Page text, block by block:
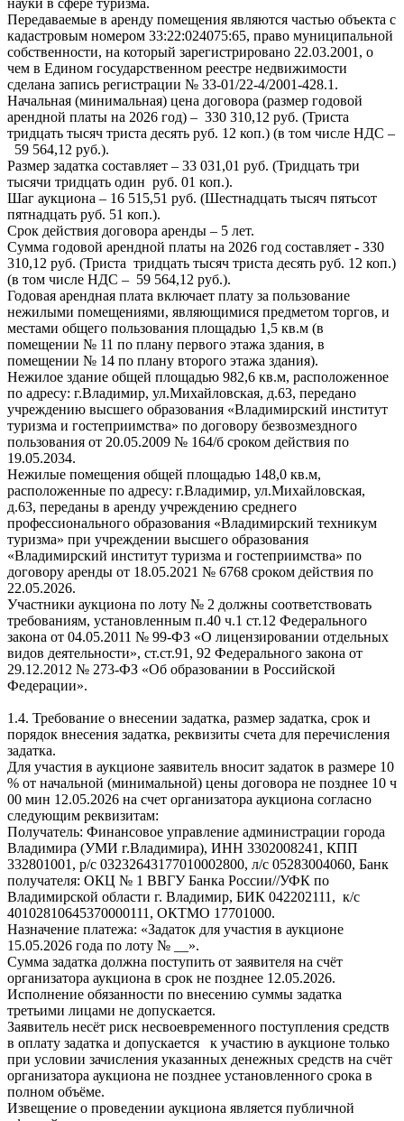
Передаваемые в аренду помещения являются частью объекта с
кадастровым номером 33:22:024075:65, право муниципальной
собственности, на который зарегистрировано 22.03.2001, о
чем в Едином государственном реестре недвижимости
сделана запись регистрации № 33-01/22-4/2001-428.1.
Начальная (минимальная) цена договора (размер годовой
арендной платы на 2026 год) – 330 310,12 руб. (Триста
тридцать тысяч триста десять руб. 12 коп.) (в том числе НДС –
59 564,12 руб.).
Размер задатка составляет – 33 031,01 руб. (Тридцать три
тысячи тридцать один руб. 01 коп.).
Шаг аукциона – 16 515,51 руб. (Шестнадцать тысяч пятьсот
пятнадцать руб. 51 коп.).
Срок действия договора аренды – 5 лет.
Сумма годовой арендной платы на 2026 год составляет - 330
310,12 руб. (Триста тридцать тысяч триста десять руб. 12 коп.)
(в том числе НДС – 59 564,12 руб.).
Годовая арендная плата включает плату за пользование
нежилыми помещениями, являющимися предметом торгов, и
местами общего пользования площадью 1,5 кв.м (в
помещении № 11 по плану первого этажа здания, в
помещении № 14 по плану второго этажа здания).
Нежилое здание общей площадью 982,6 кв.м, расположенное
по адресу: г.Владимир, ул.Михайловская, д.63, передано
учреждению высшего образования «Владимирский институт
туризма и гостеприимства» по договору безвозмездного
пользования от 20.05.2009 № 164/б сроком действия по
19.05.2034.
Нежилые помещения общей площадью 148,0 кв.м,
расположенные по адресу: г.Владимир, ул.Михайловская,
д.63, переданы в аренду учреждению среднего
профессионального образования «Владимирский техникум
туризма» при учреждении высшего образования
«Владимирский институт туризма и гостеприимства» по
договору аренды от 18.05.2021 № 6768 сроком действия по
22.05.2026.
Участники аукциона по лоту № 2 должны соответствовать
требованиям, установленным п.40 ч.1 ст.12 Федерального
закона от 04.05.2011 № 99-ФЗ «О лицензировании отдельных
видов деятельности», ст.ст.91, 92 Федерального закона от
29.12.2012 № 273-ФЗ «Об образовании в Российской
Федерации».
1.4. Требование о внесении задатка, размер задатка, срок и
порядок внесения задатка, реквизиты счета для перечисления
задатка.
Для участия в аукционе заявитель вносит задаток в размере 10
% от начальной (минимальной) цены договора не позднее 10 ч
00 мин 12.05.2026 на счет организатора аукциона согласно
следующим реквизитам:
Получатель: Финансовое управление администрации города
Владимира (УМИ г.Владимира), ИНН 3302008241, КПП
332801001, р/с 03232643177010002800, л/с 05283004060, Банк
получателя: ОКЦ № 1 ВВГУ Банка России//УФК по
Владимирской области г. Владимир, БИК 042202111, к/с
40102810645370000111, ОКТМО 17701000.
Назначение платежа: «Задаток для участия в аукционе
15.05.2026 года по лоту № __».
Сумма задатка должна поступить от заявителя на счёт
организатора аукциона в срок не позднее 12.05.2026.
Исполнение обязанности по внесению суммы задатка
третьими лицами не допускается.
Заявитель несёт риск несвоевременного поступления средств
в оплату задатка и допускается к участию в аукционе только
при условии зачисления указанных денежных средств на счёт
организатора аукциона не позднее установленного срока в
полном объёме.
Извещение о проведении аукциона является публичной